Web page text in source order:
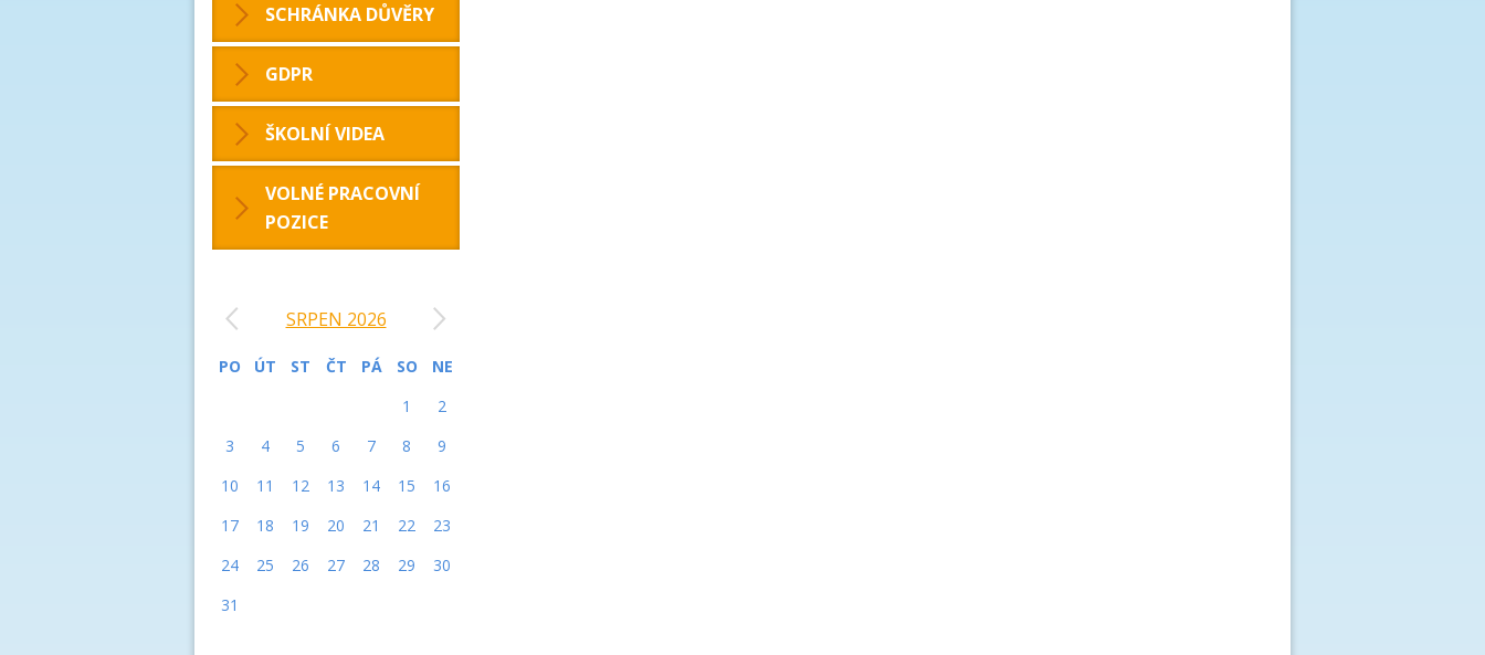
SCHRÁNKA DŮVĚRY
GDPR
ŠKOLNÍ VIDEA
VOLNÉ PRACOVNÍ
POZICE
SRPEN 2026
PO ÚT ST ČT PÁ SO
NE
1
2
3
4 5 6 7 8
9
10
11 12 13 14 15
16
17
18 19 20 21 22
23
24
25 26 27 28 29
30
31